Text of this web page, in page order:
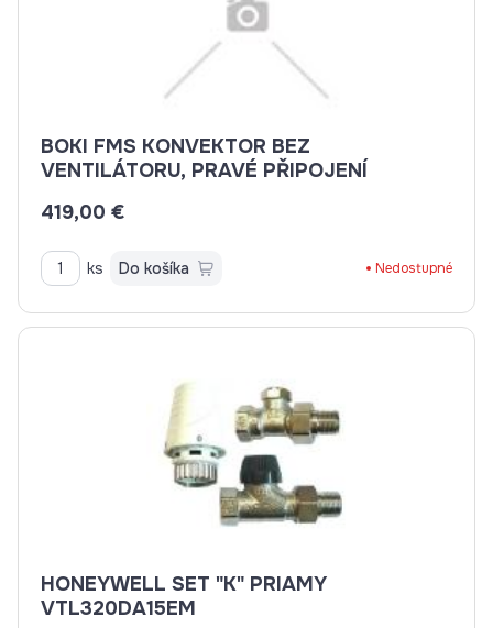
BOKI FMS KONVEKTOR BEZ
VENTILÁTORU, PRAVÉ PŘIPOJENÍ
419,00 €
ks Do košíka Nedostupné
HONEYWELL SET "K" PRIAMY
VTL320DA15EM